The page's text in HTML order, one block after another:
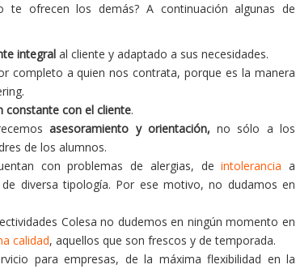
te ofrecen los demás? A continuación algunas de
integral al cliente y adaptado a sus necesidades.
completo a quien nos contrata, porque es la manera
constante con el cliente.
asesoramiento y orientación, no sólo a los
de los alumnos.
con problemas de alergias, deintolerancia a
diversa tipología. Por ese motivo, no dudamos en
Colesa no dudemos en ningún momento en
calidad, aquellos que son frescos y de temporada.
para empresas, de la máxima flexibilidad en la